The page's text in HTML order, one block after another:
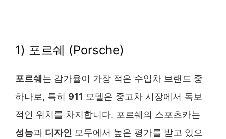
1) 포르쉐 (Porsche)
포르쉐 는 감가율이 가장 적은 수입차 브랜드 중
하나로, 특히 911 모델은 중고차 시장에서 독보
적인 위치를 차지합니다. 포르쉐의 스포츠카는
성능과 디자인 모두에서 높은 평가를 받고 있으